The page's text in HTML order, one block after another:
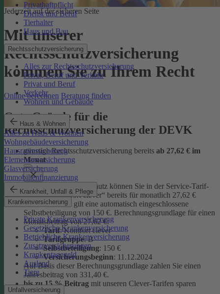
Privathaftpflicht
Dienst und Beruf
Tierhalter
Haus und Bau
Rechtsschutzversicherung
Alles zur Rechtsschutzversicherung
Privat, Beruf und Verkehr
Privat und Beruf
Verkehr
Wohnen und Gebäude
Haus & Wohnen
Alles zu Haus & Wohnen
Wohngebäudeversicherung
Hausratversicherung
Elementarversicherung
Glasversicherung
Immobilienfinanzierung
Krankheit, Unfall & Pflege
Krankenversicherung
Private Krankenversicherung
Gesetzliche Krankenversicherung
Betriebliche Krankenversicherung
Zusatzversicherungen
Krankentagegeld
Ausland
Tiere
Unfallversicherung
Jederzeit auf der sicheren Seite
Mit unserer
Rechtsschutzversicherung
kommen Sie zu Ihrem Recht
Online berechnen Beratung finden
Gute Gründe für die
Rechtsschutzversicherung der DEVK
günstige Rechtsschutzversicherung bereits ab 27,62 € im
Monat
Unseren Privatrechtsschutz können Sie in der Service-Tarif-
Variante „Komfort clever“ bereits für monatlich 27,62 €
abschließen. Es gilt eine automatisch eingeschlossene
Selbstbeteiligung von 150 €. Berechnungsgrundlage für einen
Monatsbeitrag von 27,62 €:
Tarif: Komfort clever
Tarifgruppe: B
Selbstbeteiligung: 150 €
Versicherungsbeginn: 11.12.2024
Auf Basis dieser Berechnungsgrundlage zahlen Sie einen
Jahresbeitrag von 331,40 €.
bis zu 15 % Beitrag mit unseren Clever-Tarifen sparen